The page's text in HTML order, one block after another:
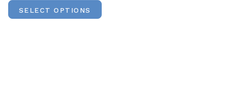
SELECT OPTIONS